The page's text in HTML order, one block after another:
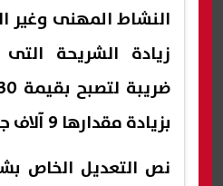
النشاط المهنى وغير
زيادة الشريحة
بزيادة مقدارها 9 آلاف جنيهًا سنويًا.
نص التعديل الخاص